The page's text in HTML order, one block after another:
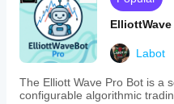
Labot
The Elliott Wave Pro Bot is a
configurable algorithmic